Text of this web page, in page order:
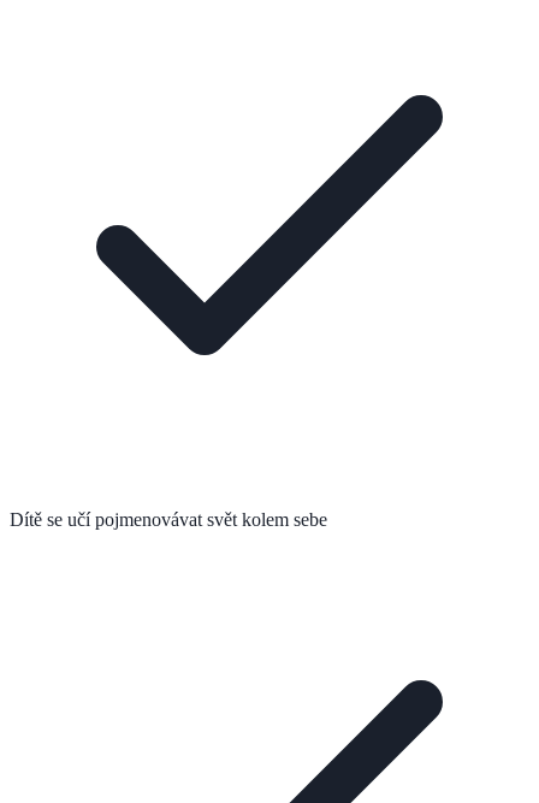
Dítě se učí pojmenovávat svět kolem sebe